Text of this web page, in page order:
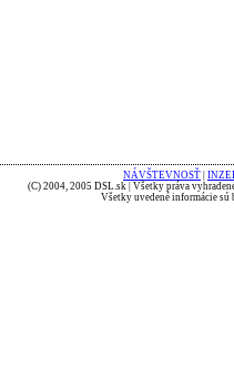
NÁVŠTEVNOSŤ
(C) 2004, 2005 DSL.sk | Všetky práva
Všetky uvedené informácie sú